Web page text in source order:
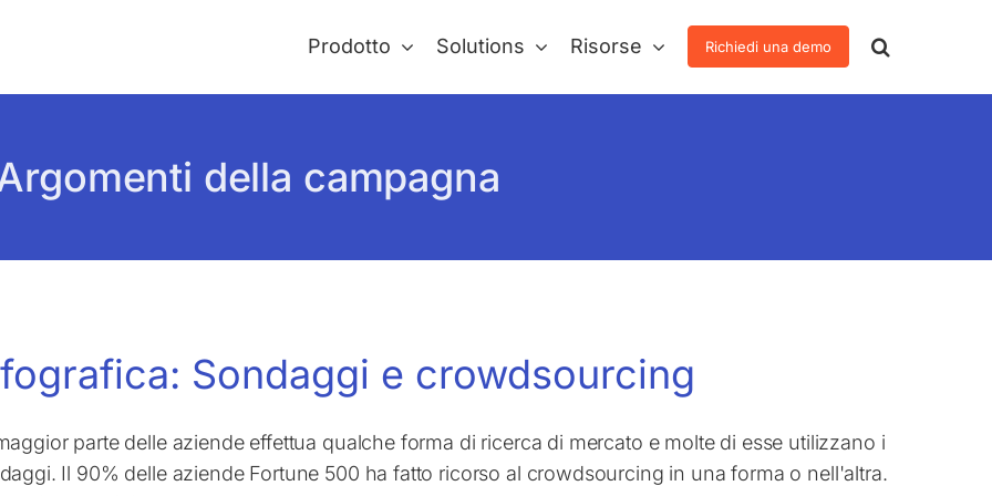
Prodotto Solutions Risorse Richiedi una demo
della campagna
Sondaggi e crowdsourcing
parte delle aziende effettua qualche forma di ricerca di mercato e molte di esse utilizzano i
Il 90% delle aziende Fortune 500 ha fatto ricorso al crowdsourcing in una forma o nell'altra.